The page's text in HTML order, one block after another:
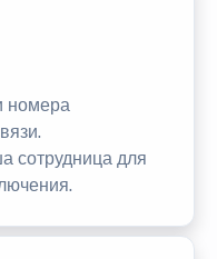
номера
сотрудница для